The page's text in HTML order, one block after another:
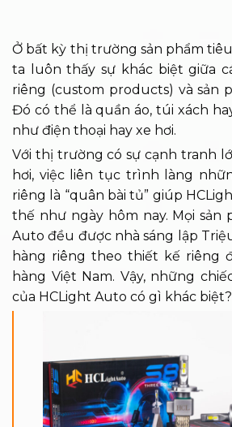
Ở bất kỳ thị trường sản phẩm
ta luôn thấy sự khác biệt giữa
riêng (custom products) và sản
Đó có thể là quần áo, túi xách
như điện thoại hay xe hơi.
Với thị trường có sự cạnh tranh
hơi, việc liên tục trình làng
riêng là “quân bài tủ” giúp
thế như ngày hôm nay. Mọi sản
Auto đều được nhà sáng lập
hàng riêng theo thiết kế riêng
hàng Việt Nam. Vậy, những
của HCLight Auto có gì khác biệt?